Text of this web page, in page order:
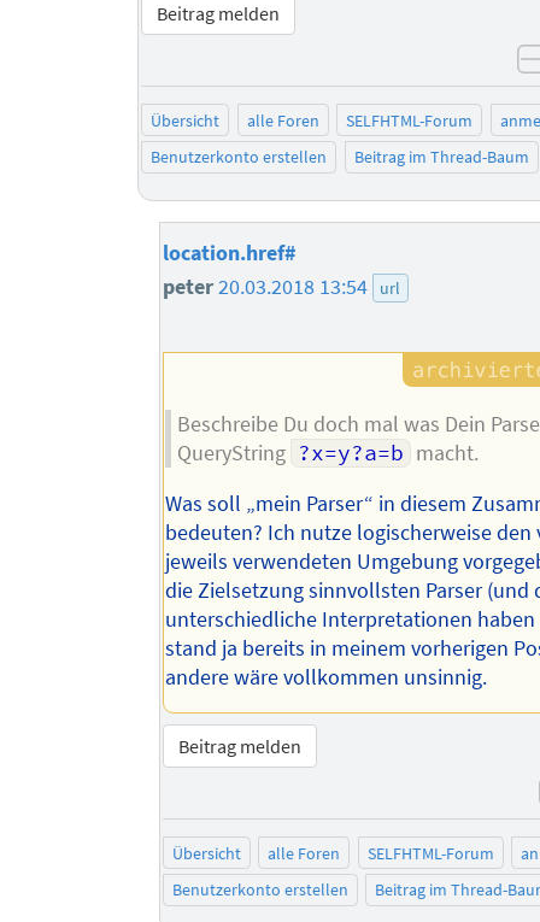
Beitrag melden
Übersicht alle Foren SELFHTML-Forum
Benutzerkonto erstellen
Beitrag im Thread-Baum
location.href#
peter20.03.2018 13:54 url
Beschreibe Du doch mal was Dein
QueryString ?x=y?a=b macht.
Was soll „mein Parser“ in diesem
bedeuten? Ich nutze logischerweise den
jeweils verwendeten Umgebung
die Zielsetzung sinnvollsten Parser (und
unterschiedliche Interpretationen
stand ja bereits in meinem vorherigen
andere wäre vollkommen unsinnig.
Beitrag melden
Übersicht alle Foren SELFHTML-Forum
Benutzerkonto erstellen
Beitrag im Thread-